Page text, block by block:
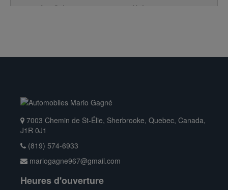
1.4L 4 Cyl.
Federal/California
Noir
7003 Chemin de St-Élie, Sherbrooke, Quebec, Canada,
J1R 0J1
(819) 574-6933
mariogagne967@gmail.com
Heures d'ouverture